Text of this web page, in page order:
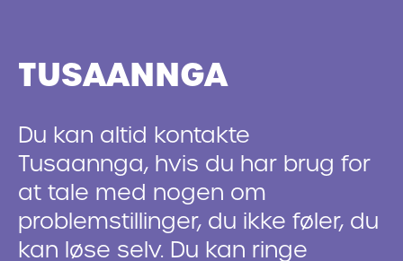
TUSAANNGA
Du kan altid kontakte
Tusaannga, hvis du har brug for
at tale med nogen om
problemstillinger, du ikke føler, du
kan løse selv. Du kan ringe